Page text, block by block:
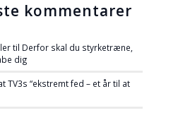
kommentarer
til Derfor skal du styrketræne,
dig
TV3s “ekstremt fed – et år til at